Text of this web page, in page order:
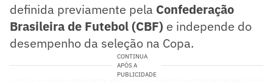
definida previamente pela Confederação
Brasileira de Futebol (CBF) e independe do
desempenho da seleção na Copa.
CONTINUA
APÓS A
PUBLICIDADE